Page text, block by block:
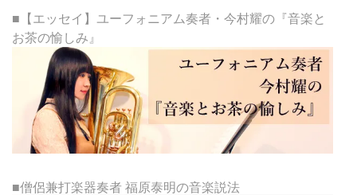
■【エッセイ】ユーフォニアム奏者・今村耀の『音楽と
お茶の愉しみ』
■僧侶兼打楽器奏者 福原泰明の音楽説法